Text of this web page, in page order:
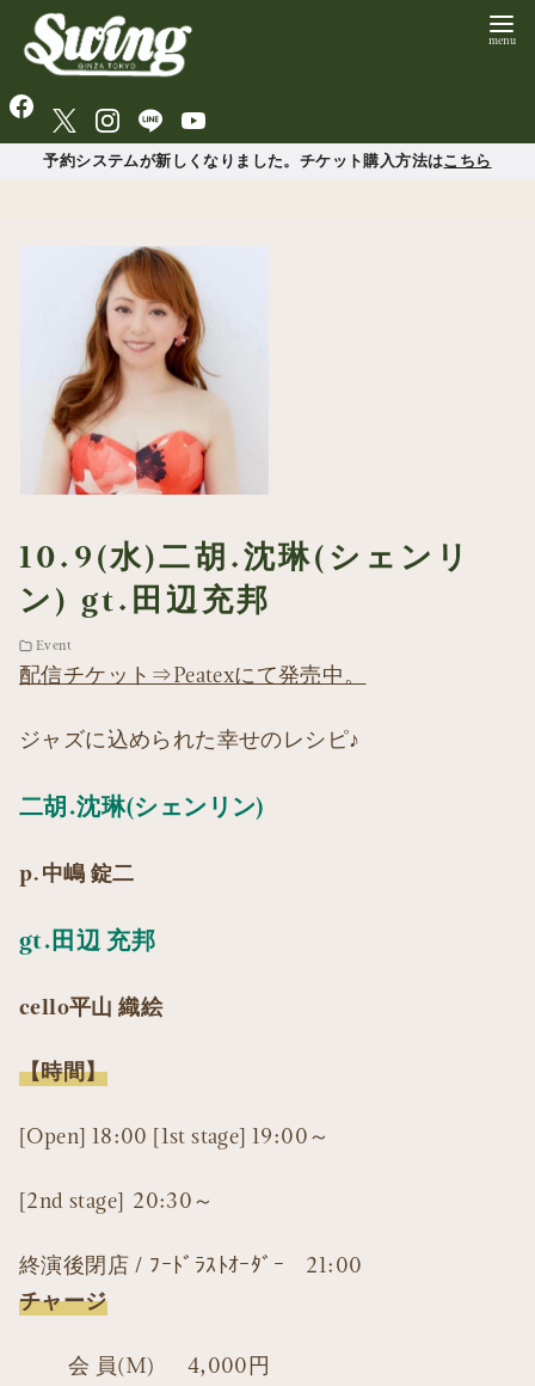
予約システムが新しくなりました。チケット購入方法はこちら
10.9(水)二胡.沈琳(シェンリ
ン) gt.田辺充邦
Event
配信チケット⇒Peatexにて発売中。
ジャズに込められた幸せのレシピ♪
二胡.沈琳(シェンリン)
p.中嶋 錠二
gt.田辺 充邦
cello平山 織絵
【時間】
[Open] 18:00 [1st stage] 19:00～
[2nd stage] 20:30～
終演後閉店 / ﾌｰﾄﾞﾗｽﾄｵｰﾀﾞｰ 21:00
チャージ
会 員(M) 4,000円